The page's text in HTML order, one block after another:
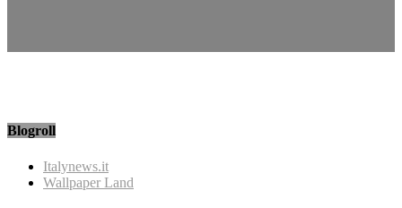
Blogroll
Italynews.it
Wallpaper Land